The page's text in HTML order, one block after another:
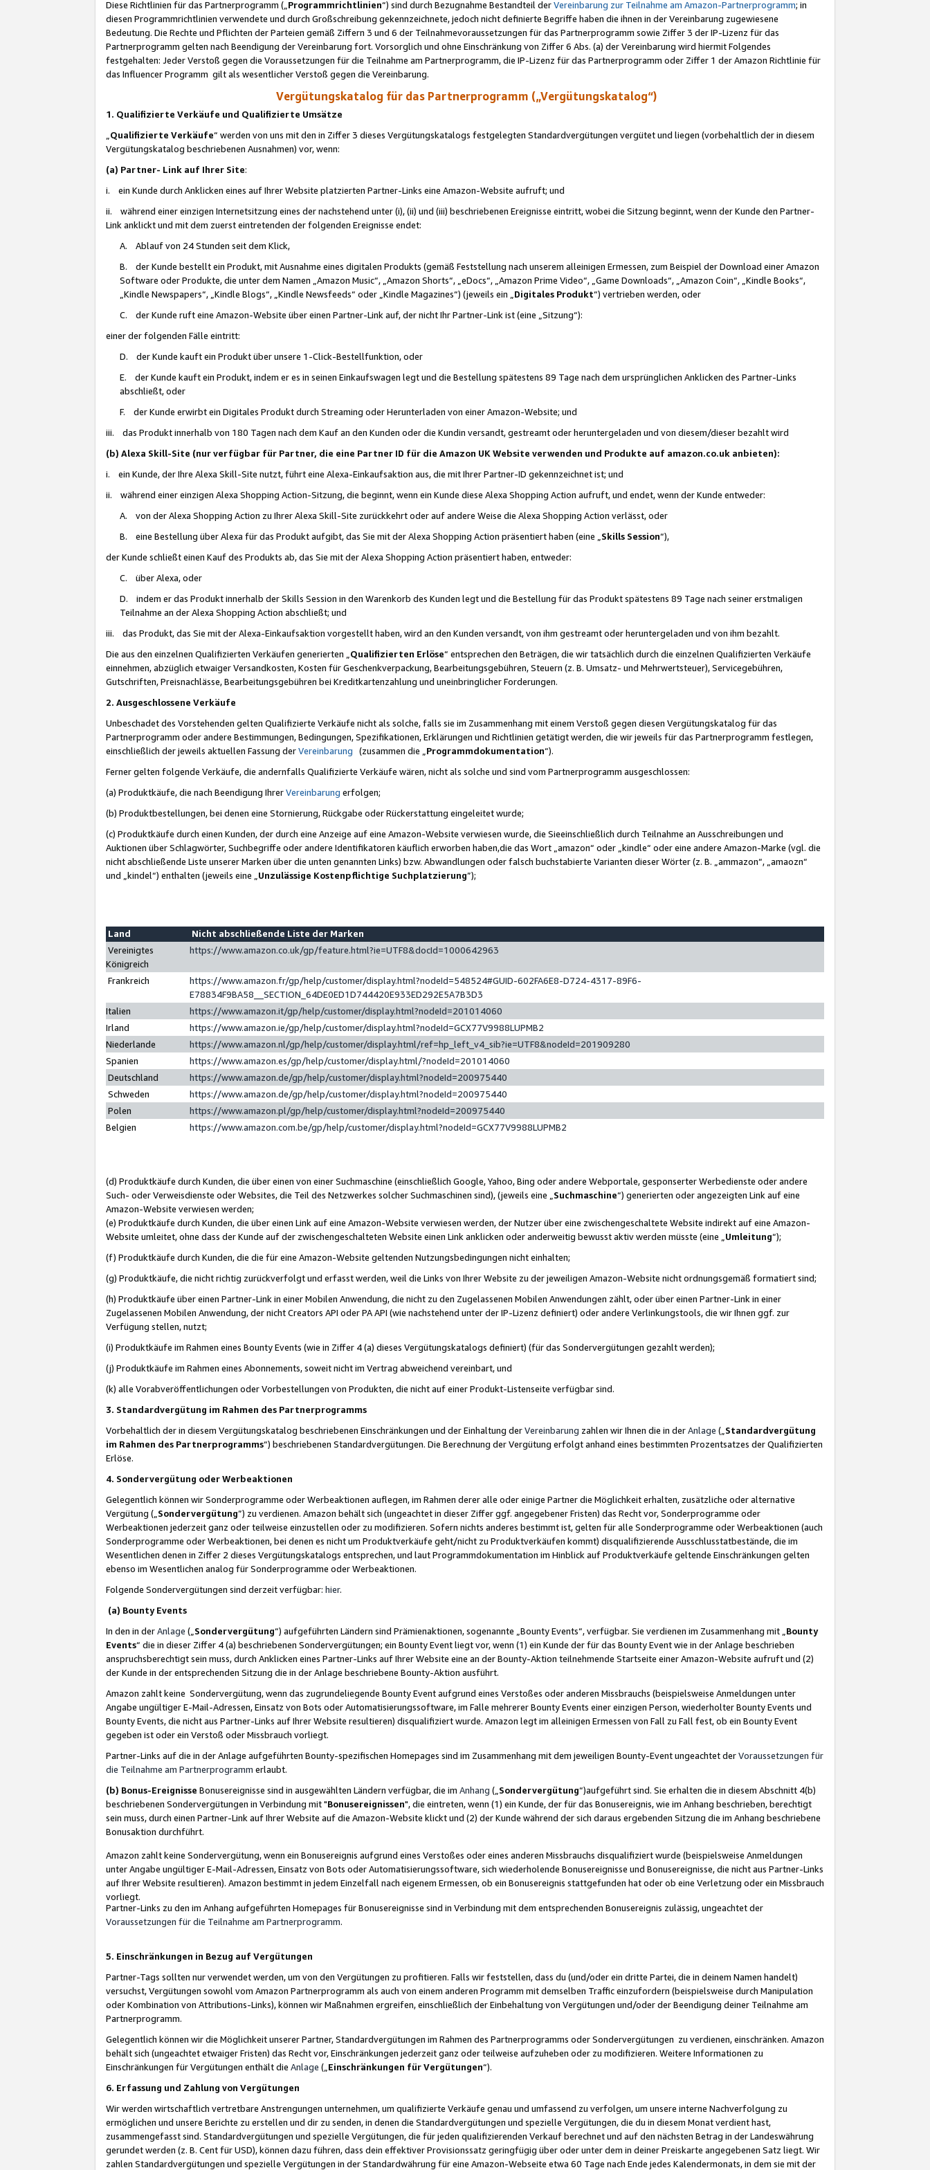
Diese Richtlinien für das Partnerprogramm („Programmrichtlinien“) sind durch Bezugnahme Bestandteil derVereinbarung zur Teilnahme am Amazon-Partnerprogramm; in
diesen Programmrichtlinien verwendete und durch Großschreibung gekennzeichnete, jedoch nicht definierte Begriffe haben die ihnen in der Vereinbarung zugewiesene
Bedeutung. Die Rechte und Pflichten der Parteien gemäß Ziffern 3 und 6 der Teilnahmevoraussetzungen für das Partnerprogramm sowie Ziffer 3 der IP-Lizenz für das
Partnerprogramm gelten nach Beendigung der Vereinbarung fort. Vorsorglich und ohne Einschränkung von Ziffer 6 Abs. (a) der Vereinbarung wird hiermit Folgendes
festgehalten: Jeder Verstoß gegen die Voraussetzungen für die Teilnahme am Partnerprogramm, die IP-Lizenz für das Partnerprogramm oder Ziffer 1 der Amazon Richtlinie für
das Influencer Programm gilt als wesentlicher Verstoß gegen die Vereinbarung.
Vergütungskatalog für das Partnerprogramm („Vergütungskatalog“)
1. Qualifizierte Verkäufe und Qualifizierte Umsätze
Qualifizierte Verkäufe“ werden von uns mit den in Ziffer 3 dieses Vergütungskatalogs festgelegten Standardvergütungen vergütet und liegen (vorbehaltlich der in diesem
Vergütungskatalog beschriebenen Ausnahmen) vor, wenn:
(a) Partner- Link auf Ihrer Site:
i. ein Kunde durch Anklicken eines auf Ihrer Website platzierten Partner-Links eine Amazon-Website aufruft; und
ii. während einer einzigen Internetsitzung eines der nachstehend unter (i), (ii) und (iii) beschriebenen Ereignisse eintritt, wobei die Sitzung beginnt, wenn der Kunde den Partner-
Link anklickt und mit dem zuerst eintretenden der folgenden Ereignisse endet:
A. Ablauf von 24 Stunden seit dem Klick,
B. der Kunde bestellt ein Produkt, mit Ausnahme eines digitalen Produkts (gemäß Feststellung nach unserem alleinigen Ermessen, zum Beispiel der Download einer Amazon
Software oder Produkte, die unter dem Namen „Amazon Music“, „Amazon Shorts“, „eDocs“, „Amazon Prime Video“, „Game Downloads“, „Amazon Coin“, „Kindle Books“,
„Kindle Newspapers“, „Kindle Blogs“, „Kindle Newsfeeds“ oder „Kindle Magazines“) (jeweils ein „ Digitales Produkt“) vertrieben werden, oder
C. der Kunde ruft eine Amazon-Website über einen Partner-Link auf, der nicht Ihr Partner-Link ist (eine „Sitzung“):
einer der folgenden Fälle eintritt:
D. der Kunde kauft ein Produkt über unsere 1-Click-Bestellfunktion, oder
E. der Kunde kauft ein Produkt, indem er es in seinen Einkaufswagen legt und die Bestellung spätestens 89 Tage nach dem ursprünglichen Anklicken des Partner-Links
abschließt, oder
F. der Kunde erwirbt ein Digitales Produkt durch Streaming oder Herunterladen von einer Amazon-Website; und
iii. das Produkt innerhalb von 180 Tagen nach dem Kauf an den Kunden oder die Kundin versandt, gestreamt oder heruntergeladen und von diesem/dieser bezahlt wird
(b) Alexa Skill-Site (nur verfügbar für Partner, die eine Partner ID für die Amazon UK Website verwenden und Produkte auf amazon.co.uk anbieten):
i. ein Kunde, der Ihre Alexa Skill-Site nutzt, führt eine Alexa-Einkaufsaktion aus, die mit Ihrer Partner-ID gekennzeichnet ist; und
ii. während einer einzigen Alexa Shopping Action-Sitzung, die beginnt, wenn ein Kunde diese Alexa Shopping Action aufruft, und endet, wenn der Kunde entweder:
A. von der Alexa Shopping Action zu Ihrer Alexa Skill-Site zurückkehrt oder auf andere Weise die Alexa Shopping Action verlässt, oder
B. eine Bestellung über Alexa für das Produkt aufgibt, das Sie mit der Alexa Shopping Action präsentiert haben (eine „ Skills Session“),
der Kunde schließt einen Kauf des Produkts ab, das Sie mit der Alexa Shopping Action präsentiert haben, entweder:
C. über Alexa, oder
D. indem er das Produkt innerhalb der Skills Session in den Warenkorb des Kunden legt und die Bestellung für das Produkt spätestens 89 Tage nach seiner erstmaligen
Teilnahme an der Alexa Shopping Action abschließt; und
iii. das Produkt, das Sie mit der Alexa-Einkaufsaktion vorgestellt haben, wird an den Kunden versandt, von ihm gestreamt oder heruntergeladen und von ihm bezahlt.
Die aus den einzelnen Qualifizierten Verkäufen generierten „ Qualifizierten Erlöse“ entsprechen den Beträgen, die wir tatsächlich durch die einzelnen Qualifizierten Verkäufe
einnehmen, abzüglich etwaiger Versandkosten, Kosten für Geschenkverpackung, Bearbeitungsgebühren, Steuern (z. B. Umsatz- und Mehrwertsteuer), Servicegebühren,
Gutschriften, Preisnachlässe, Bearbeitungsgebühren bei Kreditkartenzahlung und uneinbringlicher Forderungen.
2. Ausgeschlossene Verkäufe
Unbeschadet des Vorstehenden gelten Qualifizierte Verkäufe nicht als solche, falls sie im Zusammenhang mit einem Verstoß gegen diesen Vergütungskatalog für das
Partnerprogramm oder andere Bestimmungen, Bedingungen, Spezifikationen, Erklärungen und Richtlinien getätigt werden, die wir jeweils für das Partnerprogramm festlegen,
einschließlich der jeweils aktuellen Fassung derVereinbarung (zusammen die „ Programmdokumentation“).
Ferner gelten folgende Verkäufe, die andernfalls Qualifizierte Verkäufe wären, nicht als solche und sind vom Partnerprogramm ausgeschlossen:
(a) Produktkäufe, die nach Beendigung IhrerVereinbarung erfolgen;
(b) Produktbestellungen, bei denen eine Stornierung, Rückgabe oder Rückerstattung eingeleitet wurde;
(c) Produktkäufe durch einen Kunden, der durch eine Anzeige auf eine Amazon-Website verwiesen wurde, die Sieeinschließlich durch Teilnahme an Ausschreibungen und
Auktionen über Schlagwörter, Suchbegriffe oder andere Identifikatoren käuflich erworben haben,die das Wort „amazon“ oder „kindle“ oder eine andere Amazon-Marke (vgl. die
nicht abschließende Liste unserer Marken über die unten genannten Links) bzw. Abwandlungen oder falsch buchstabierte Varianten dieser Wörter (z. B. „ammazon“, „amaozn“
und „kindel“) enthalten (jeweils eine „ Unzulässige Kostenpflichtige Suchplatzierung”);
Land
Nicht abschließende Liste der Marken
Vereinigtes
Königreich
https://www.amazon.co.uk/gp/feature.html?ie=UTF8&docId=1000642963
Frankreich
https://www.amazon.fr/gp/help/customer/display.html?nodeId=548524#GUID-602FA6E8-D724-4317-89F6-
E78834F9BA58__SECTION_64DE0ED1D744420E933ED292E5A7B3D3
Italien
https://www.amazon.it/gp/help/customer/display.html?nodeId=201014060
Irland
https://www.amazon.ie/gp/help/customer/display.html?nodeId=GCX77V9988LUPMB2
Niederlande
https://www.amazon.nl/gp/help/customer/display.html/ref=hp_left_v4_sib?ie=UTF8&nodeId=201909280
Spanien
https://www.amazon.es/gp/help/customer/display.html/?nodeId=201014060
Deutschland
https://www.amazon.de/gp/help/customer/display.html?nodeId=200975440
Schweden
https://www.amazon.de/gp/help/customer/display.html?nodeId=200975440
Polen
https://www.amazon.pl/gp/help/customer/display.html?nodeId=200975440
Belgien
https://www.amazon.com.be/gp/help/customer/display.html?nodeId=GCX77V9988LUPMB2
(d) Produktkäufe durch Kunden, die über einen von einer Suchmaschine (einschließlich Google, Yahoo, Bing oder andere Webportale, gesponserter Werbedienste oder andere
Such- oder Verweisdienste oder Websites, die Teil des Netzwerkes solcher Suchmaschinen sind), (jeweils eine „ Suchmaschine“) generierten oder angezeigten Link auf eine
Amazon-Website verwiesen werden;
(e) Produktkäufe durch Kunden, die über einen Link auf eine Amazon-Website verwiesen werden, der Nutzer über eine zwischengeschaltete Website indirekt auf eine Amazon-
Website umleitet, ohne dass der Kunde auf der zwischengeschalteten Website einen Link anklicken oder anderweitig bewusst aktiv werden müsste (eine „ Umleitung“);
(f) Produktkäufe durch Kunden, die die für eine Amazon-Website geltenden Nutzungsbedingungen nicht einhalten;
(g) Produktkäufe, die nicht richtig zurückverfolgt und erfasst werden, weil die Links von Ihrer Website zu der jeweiligen Amazon-Website nicht ordnungsgemäß formatiert sind;
(h) Produktkäufe über einen Partner-Link in einer Mobilen Anwendung, die nicht zu den Zugelassenen Mobilen Anwendungen zählt, oder über einen Partner-Link in einer
Zugelassenen Mobilen Anwendung, der nicht Creators API oder PA API (wie nachstehend unter der IP-Lizenz definiert) oder andere Verlinkungstools, die wir Ihnen ggf. zur
Verfügung stellen, nutzt;
(i) Produktkäufe im Rahmen eines Bounty Events (wie in Ziffer 4 (a) dieses Vergütungskatalogs definiert) (für das Sondervergütungen gezahlt werden);
(j) Produktkäufe im Rahmen eines Abonnements, soweit nicht im Vertrag abweichend vereinbart, und
(k) alle Vorabveröffentlichungen oder Vorbestellungen von Produkten, die nicht auf einer Produkt-Listenseite verfügbar sind.
3. Standardvergütung im Rahmen des Partnerprogramms
Vorbehaltlich der in diesem Vergütungskatalog beschriebenen Einschränkungen und der Einhaltung derVereinbarung zahlen wir Ihnen die in derAnlage („ Standardvergütung
im Rahmen des Partnerprogramms“) beschriebenen Standardvergütungen. Die Berechnung der Vergütung erfolgt anhand eines bestimmten Prozentsatzes der Qualifizierten
Erlöse.
4. Sondervergütung oder Werbeaktionen
Gelegentlich können wir Sonderprogramme oder Werbeaktionen auflegen, im Rahmen derer alle oder einige Partner die Möglichkeit erhalten, zusätzliche oder alternative
Vergütung („ Sondervergütung”) zu verdienen. Amazon behält sich (ungeachtet in dieser Ziffer ggf. angegebener Fristen) das Recht vor, Sonderprogramme oder
Werbeaktionen jederzeit ganz oder teilweise einzustellen oder zu modifizieren. Sofern nichts anderes bestimmt ist, gelten für alle Sonderprogramme oder Werbeaktionen (auch
Sonderprogramme oder Werbeaktionen, bei denen es nicht um Produktverkäufe geht/nicht zu Produktverkäufen kommt) disqualifizierende Ausschlusstatbestände, die im
Wesentlichen denen in Ziffer 2 dieses Vergütungskatalogs entsprechen, und laut Programmdokumentation im Hinblick auf Produktverkäufe geltende Einschränkungen gelten
ebenso im Wesentlichen analog für Sonderprogramme oder Werbeaktionen.
Folgende Sondervergütungen sind derzeit verfügbar: hier.
(a) Bounty Events
In den in derAnlage („ Sondervergütung“) aufgeführten Ländern sind Prämienaktionen, sogenannte „Bounty Events“, verfügbar. Sie verdienen im Zusammenhang mit „ Bounty
Events“ die in dieser Ziffer 4 (a) beschriebenen Sondervergütungen; ein Bounty Event liegt vor, wenn (1) ein Kunde der für das Bounty Event wie in der Anlage beschrieben
anspruchsberechtigt sein muss, durch Anklicken eines Partner-Links auf Ihrer Website eine an der Bounty-Aktion teilnehmende Startseite einer Amazon-Website aufruft und (2)
der Kunde in der entsprechenden Sitzung die in der Anlage beschriebene Bounty-Aktion ausführt.
Amazon zahlt keine Sondervergütung, wenn das zugrundeliegende Bounty Event aufgrund eines Verstoßes oder anderen Missbrauchs (beispielsweise Anmeldungen unter
Angabe ungültiger E-Mail-Adressen, Einsatz von Bots oder Automatisierungssoftware, im Falle mehrerer Bounty Events einer einzigen Person, wiederholter Bounty Events und
Bounty Events, die nicht aus Partner-Links auf Ihrer Website resultieren) disqualifiziert wurde. Amazon legt im alleinigen Ermessen von Fall zu Fall fest, ob ein Bounty Event
gegeben ist oder ein Verstoß oder Missbrauch vorliegt.
Partner-Links auf die in der Anlage aufgeführten Bounty-spezifischen Homepages sind im Zusammenhang mit dem jeweiligen Bounty-Event ungeachtet derVoraussetzungen für
die Teilnahme am Partnerprogramm erlaubt.
(b) Bonus-Ereignisse Bonusereignisse sind in ausgewählten Ländern verfügbar, die im Anhang („ Sondervergütung“)aufgeführt sind. Sie erhalten die in diesem Abschnitt 4(b)
beschriebenen Sondervergütungen in Verbindung mit "Bonusereignissen", die eintreten, wenn (1) ein Kunde, der für das Bonusereignis, wie im Anhang beschrieben, berechtigt
sein muss, durch einen Partner-Link auf Ihrer Website auf die Amazon-Website klickt und (2) der Kunde während der sich daraus ergebenden Sitzung die im Anhang beschriebene
Bonusaktion durchführt.
Amazon zahlt keine Sondervergütung, wenn ein Bonusereignis aufgrund eines Verstoßes oder eines anderen Missbrauchs disqualifiziert wurde (beispielsweise Anmeldungen
unter Angabe ungültiger E-Mail-Adressen, Einsatz von Bots oder Automatisierungssoftware, sich wiederholende Bonusereignisse und Bonusereignisse, die nicht aus Partner-Links
auf Ihrer Website resultieren). Amazon bestimmt in jedem Einzelfall nach eigenem Ermessen, ob ein Bonusereignis stattgefunden hat oder ob eine Verletzung oder ein Missbrauch
vorliegt.
Partner-Links zu den im Anhang aufgeführten Homepages für Bonusereignisse sind in Verbindung mit dem entsprechenden Bonusereignis zulässig, ungeachtet der
Voraussetzungen für die Teilnahme am Partnerprogramm.
5. Einschränkungen in Bezug auf Vergütungen
Partner-Tags sollten nur verwendet werden, um von den Vergütungen zu profitieren. Falls wir feststellen, dass du (und/oder ein dritte Partei, die in deinem Namen handelt)
versuchst, Vergütungen sowohl vom Amazon Partnerprogramm als auch von einem anderen Programm mit demselben Traffic einzufordern (beispielsweise durch Manipulation
oder Kombination von Attributions-Links), können wir Maßnahmen ergreifen, einschließlich der Einbehaltung von Vergütungen und/oder der Beendigung deiner Teilnahme am
Partnerprogramm.
Gelegentlich können wir die Möglichkeit unserer Partner, Standardvergütungen im Rahmen des Partnerprogramms oder Sondervergütungen zu verdienen, einschränken. Amazon
behält sich (ungeachtet etwaiger Fristen) das Recht vor, Einschränkungen jederzeit ganz oder teilweise aufzuheben oder zu modifizieren. Weitere Informationen zu
Einschränkungen für Vergütungen enthält die Anlage („ Einschränkungen für Vergütungen“).
6. Erfassung und Zahlung von Vergütungen
Wir werden wirtschaftlich vertretbare Anstrengungen unternehmen, um qualifizierte Verkäufe genau und umfassend zu verfolgen, um unsere interne Nachverfolgung zu
ermöglichen und unsere Berichte zu erstellen und dir zu senden, in denen die Standardvergütungen und spezielle Vergütungen, die du in diesem Monat verdient hast,
zusammengefasst sind. Standardvergütungen und spezielle Vergütungen, die für jeden qualifizierenden Verkauf berechnet und auf den nächsten Betrag in der Landeswährung
gerundet werden (z. B. Cent für USD), können dazu führen, dass dein effektiver Provisionssatz geringfügig über oder unter dem in deiner Preiskarte angegebenen Satz liegt. Wir
zahlen Standardvergütungen und spezielle Vergütungen in der Standardwährung für eine Amazon-Webseite etwa 60 Tage nach Ende jedes Kalendermonats, in dem sie mit der